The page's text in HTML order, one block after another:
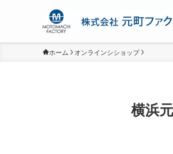
ホーム オンラインシショップ
横浜